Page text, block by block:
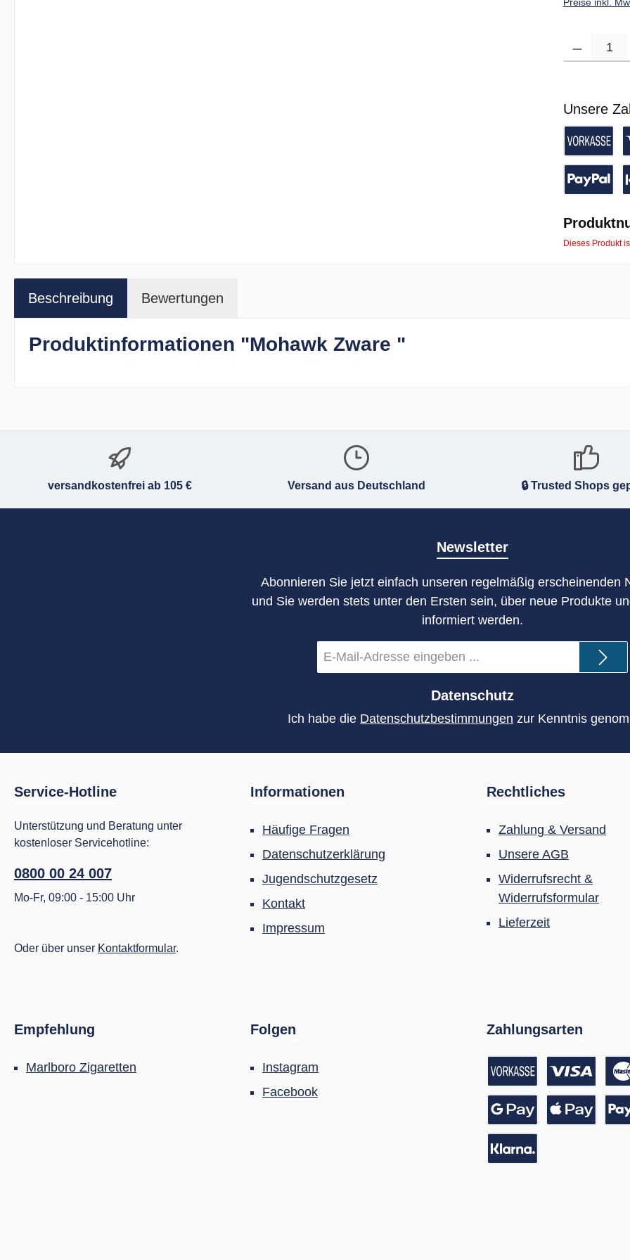
Unsere
Vorkasse
Dieses Produkt
Beschreibung Bewertungen
Produktinformationen "Mohawk Zware "
versandkostenfrei ab 105 € Versand aus Deutschland 🔒 Trusted Shops
Newsletter
Abonnieren Sie jetzt einfach unseren regelmäßig erscheinenden
und Sie werden stets unter den Ersten sein, über neue Produkte
informiert werden.
Mail-
Adresse
Datenschutz
Ich habe die Datenschutzbestimmungen zur Kenntnis
Service-Hotline
Unterstützung und Beratung unter
kostenloser Servicehotline:
0800 00 24 007
Mo-Fr, 09:00 - 15:00 Uhr
Oder über unser Kontaktformular.
Informationen
Häufige Fragen
Datenschutzerklärung
Jugendschutzgesetz
Kontakt
Impressum
Rechtliches
Zahlung & Versand
Unsere AGB
Widerrufsrecht &
Widerrufsformular
Lieferzeit
Empfehlung
Marlboro Zigaretten
Folgen
Instagram
Facebook
Zahlungsarten
Vorkasse /Kreditkarte
Google Pay